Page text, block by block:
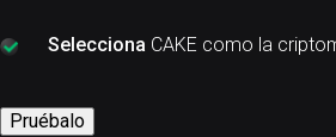
Selecciona CAKE como la
Pruébalo